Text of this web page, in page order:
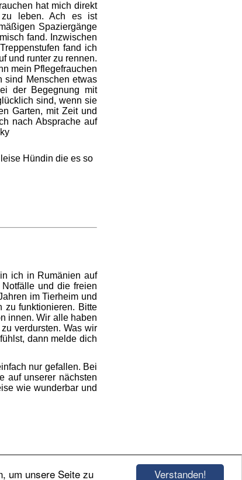
Verstanden!
um unsere Seite zu
hat mich direkt
zu leben. Ach es ist
Spaziergänge
fand. Inzwischen
fand ich
und runter zu rennen.
mein Pflegefrauchen
sind Menschen etwas
der Begegnung mit
sind, wenn sie
Garten, mit Zeit und
nach Absprache auf
Hündin die es so
ich in Rumänien auf
und die freien
im Tierheim und
zu funktionieren. Bitte
innen. Wir alle haben
verdursten. Was wir
dann melde dich
nur gefallen. Bei
auf unserer nächsten
wie wunderbar und